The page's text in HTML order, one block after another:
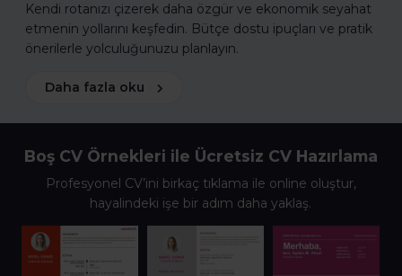
Kendi rotanızı çizerek daha özgür ve ekonomik seyahat
etmenin yollarını keşfedin. Bütçe dostu ipuçları ve pratik
önerilerle yolculuğunuzu planlayın.
Daha fazla oku
Boş CV Örnekleri ile Ücretsiz CV Hazırlama
Profesyonel CV’ini birkaç tıklama ile online oluştur,
hayalindeki işe bir adım daha yaklaş.